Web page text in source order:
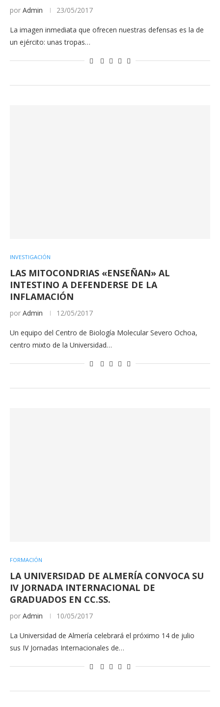
por Admin 23/05/2017
La imagen inmediata que ofrecen nuestras defensas es la de
un ejército: unas tropas…
INVESTIGACIÓN
LAS MITOCONDRIAS «ENSEÑAN» AL
INTESTINO A DEFENDERSE DE LA
INFLAMACIÓN
por Admin 12/05/2017
Un equipo del Centro de Biología Molecular Severo Ochoa,
centro mixto de la Universidad…
FORMACIÓN
LA UNIVERSIDAD DE ALMERÍA CONVOCA SU
IV JORNADA INTERNACIONAL DE
GRADUADOS EN CC.SS.
por Admin 10/05/2017
La Universidad de Almería celebrará el próximo 14 de julio
sus IV Jornadas Internacionales de…